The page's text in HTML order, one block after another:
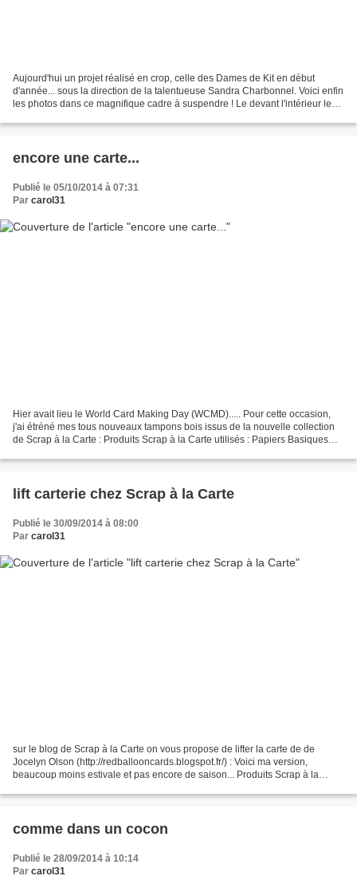
Aujourd'hui un projet réalisé en crop, celle des Dames de Kit en début
d'année... sous la direction de la talentueuse Sandra Charbonnel. Voici enfin
les photos dans ce magnifique cadre à suspendre ! Le devant l'intérieur le
encore une carte...
Publié le 05/10/2014 à 07:31
Par carol31
Hier avait lieu le World Card Making Day (WCMD)..... Pour cette occasion,
j'ai étréné mes tous nouveaux tampons bois issus de la nouvelle collection
de Scrap à la Carte : Produits Scrap à la Carte utilisés : Papiers Basiques
lift carterie chez Scrap à la Carte
Publié le 30/09/2014 à 08:00
Par carol31
sur le blog de Scrap à la Carte on vous propose de lifter la carte de de
Jocelyn Olson (http://redballooncards.blogspot.fr/) : Voici ma version,
beaucoup moins estivale et pas encore de saison... Produits Scrap à la
comme dans un cocon
Publié le 28/09/2014 à 10:14
Par carol31